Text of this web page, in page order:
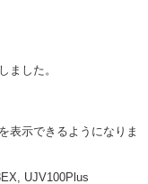
ました。
表示できるようになりま
UJV100Plus